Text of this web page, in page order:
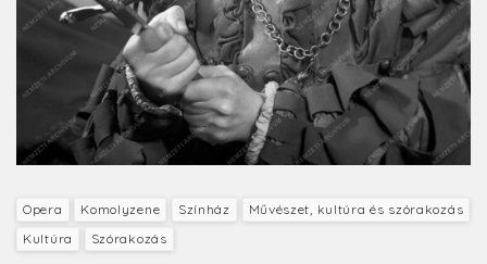
Opera Komolyzene Színház
Művészet, kultúra és szórakozás
Kultúra
Szórakozás